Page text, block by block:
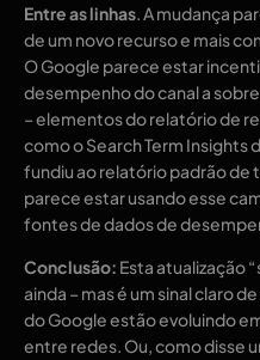
Entre as linhas. A mudança
de um novo recurso e mais
O Google parece estar
desempenho do canal a
– elementos do relatório de
como o Search Term Insights
fundiu ao relatório padrão de
parece estar usando esse
fontes de dados de
Conclusão: Esta atualização
ainda – mas é um sinal claro
do Google estão evoluindo
entre redes. Ou, como disse